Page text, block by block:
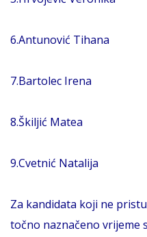
6.Antunović Tihana
7.Bartolec Irena
8.Škiljić Matea
9.Cvetnić Natalija
Za kandidata koji ne
točno naznačeno vrijeme